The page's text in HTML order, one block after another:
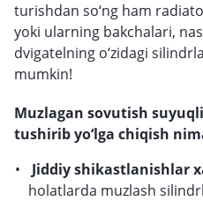
turishdan so‘ng ham
yoki ularning bakchalari,
dvigatelning o‘zidagi
mumkin!
Muzlagan sovutish
tushirib yo‘lga chiqish
Jiddiy shikastlanishlar
holatlarda muzlash